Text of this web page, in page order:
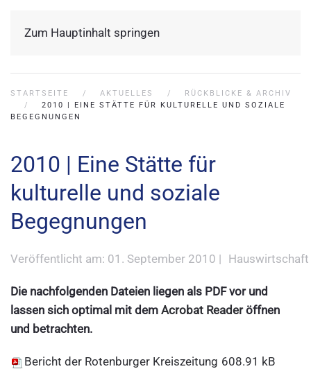
Zum Hauptinhalt springen
STARTSEITE AKTUELLES
RÜCKBLICKE & ARCHIV
2010 | EINE STÄTTE FÜR KULTURELLE UND SOZIALE
BEGEGNUNGEN
2010 | Eine Stätte für
kulturelle und soziale
Begegnungen
Veröffentlicht am: 01. September 2010 | Hauswirtschaft
Die nachfolgenden Dateien liegen als PDF vor und
lassen sich optimal mit dem Acrobat Readeröffnen
und betrachten.
Bericht der Rotenburger Kreiszeitung 608.91 kB